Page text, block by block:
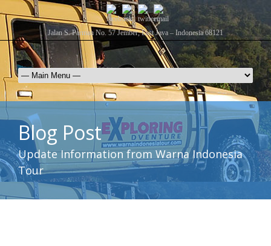
Jalan S. Parman No. 57 Jember, East Java – Indonesia 68121
Blog Post
Update Information from Warna Indonesia
Tour